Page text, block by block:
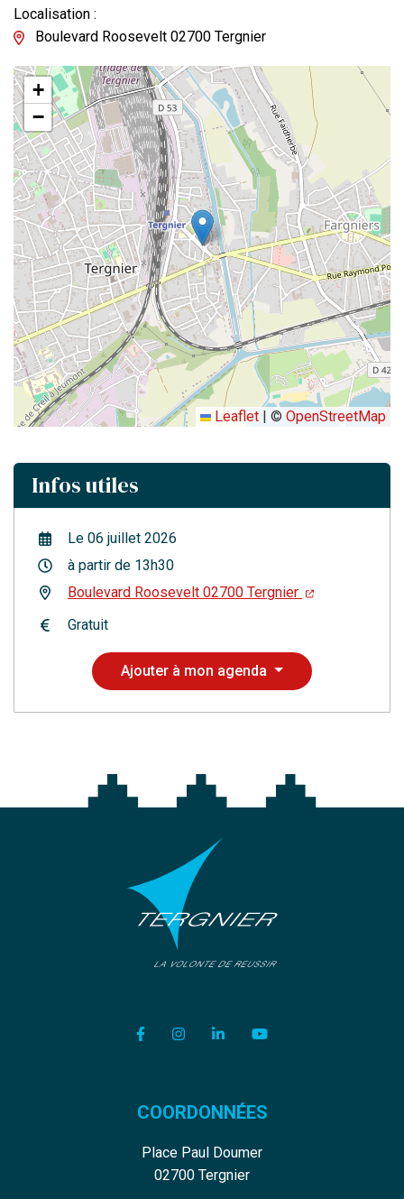
Localisation :
Boulevard Roosevelt 02700 Tergnier
+
−
Leaflet | © OpenStreetMap
Infos utiles
Le 06 juillet 2026
à partir de 13h30
Boulevard Roosevelt 02700 Tergnier
Gratuit
Ajouter à mon agenda
Lien vers le compte Facebook
Lien vers le compte Instagram
Lien vers le compte
Lien vers la chaîne
COORDONNÉES
Place Paul Doumer
02700 Tergnier